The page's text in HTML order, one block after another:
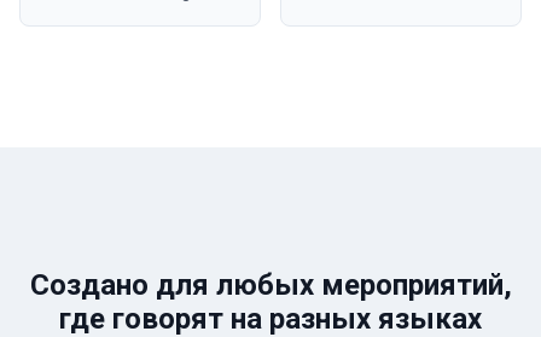
Создано для любых мероприятий,
где говорят на разных языках